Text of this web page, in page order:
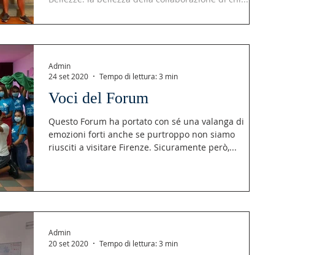
Voci del Forum
Questo Forum ha portato con sé una valanga di
emozioni forti anche se purtroppo non siamo
riusciti a visitare Firenze. Sicuramente però,...
Admin
24 set 2020
Tempo di lettura: 3 min
Admin
20 set 2020
Tempo di lettura: 3 min